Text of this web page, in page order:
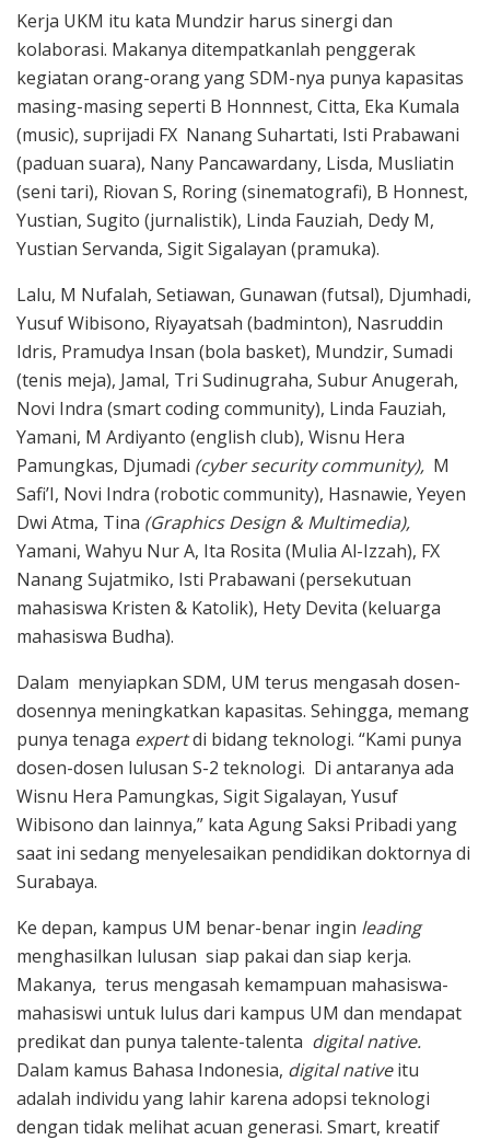
Kerja UKM itu kata Mundzir harus sinergi dan
kolaborasi. Makanya ditempatkanlah penggerak
kegiatan orang-orang yang SDM-nya punya kapasitas
masing-masing seperti B Honnnest, Citta, Eka Kumala
(music), suprijadi FX Nanang Suhartati, Isti Prabawani
(paduan suara), Nany Pancawardany, Lisda, Musliatin
(seni tari), Riovan S, Roring (sinematografi), B Honnest,
Yustian, Sugito (jurnalistik), Linda Fauziah, Dedy M,
Yustian Servanda, Sigit Sigalayan (pramuka).
Lalu, M Nufalah, Setiawan, Gunawan (futsal), Djumhadi,
Yusuf Wibisono, Riyayatsah (badminton), Nasruddin
Idris, Pramudya Insan (bola basket), Mundzir, Sumadi
(tenis meja), Jamal, Tri Sudinugraha, Subur Anugerah,
Novi Indra (smart coding community), Linda Fauziah,
Yamani, M Ardiyanto (english club), Wisnu Hera
Pamungkas, Djumadi (cyber security community), M
Safi’I, Novi Indra (robotic community), Hasnawie, Yeyen
Dwi Atma, Tina (Graphics Design & Multimedia),
Yamani, Wahyu Nur A, Ita Rosita (Mulia Al-Izzah), FX
Nanang Sujatmiko, Isti Prabawani (persekutuan
mahasiswa Kristen & Katolik), Hety Devita (keluarga
mahasiswa Budha).
Dalam menyiapkan SDM, UM terus mengasah dosen-
dosennya meningkatkan kapasitas. Sehingga, memang
punya tenaga expertdi bidang teknologi. “Kami punya
dosen-dosen lulusan S-2 teknologi. Di antaranya ada
Wisnu Hera Pamungkas, Sigit Sigalayan, Yusuf
Wibisono dan lainnya,” kata Agung Saksi Pribadi yang
saat ini sedang menyelesaikan pendidikan doktornya di
Surabaya.
Ke depan, kampus UM benar-benar ingin leading
menghasilkan lulusan siap pakai dan siap kerja.
Makanya, terus mengasah kemampuan mahasiswa-
mahasiswi untuk lulus dari kampus UM dan mendapat
predikat dan punya talente-talenta digital native.
Dalam kamus Bahasa Indonesia, digital nativeitu
adalah individu yang lahir karena adopsi teknologi
dengan tidak melihat acuan generasi. Smart, kreatif